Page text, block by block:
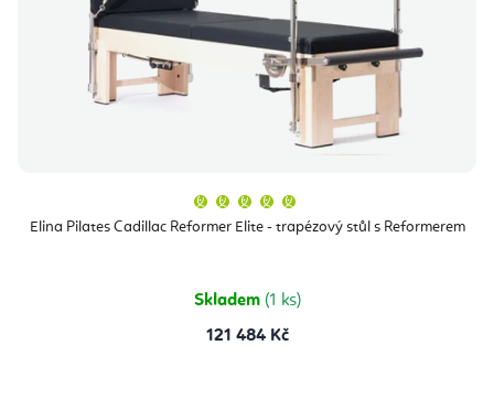
Elina Pilates Cadillac Reformer Elite - trapézový stůl s Reformerem
produktu
je
Skladem (1 ks)
121 484 Kč